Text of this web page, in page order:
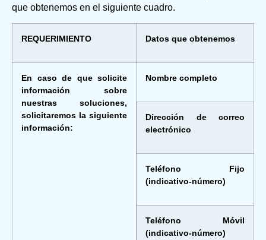
que obtenemos en el siguiente cuadro.
REQUERIMIENTO Datos que obtenemos
En caso de que solicite
información sobre
nuestras soluciones,
solicitaremos la siguiente
información:
Nombre completo
Dirección de correo
electrónico
Teléfono Fijo
(indicativo-número)
Teléfono Móvil
(indicativo-número)